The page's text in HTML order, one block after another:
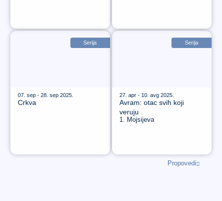
Serija
07. sep - 28. sep 2025.
Crkva
Serija
27. apr - 10. avg 2025.
Avram: otac svih koji
veruju
1. Mojsijeva
Propovedi